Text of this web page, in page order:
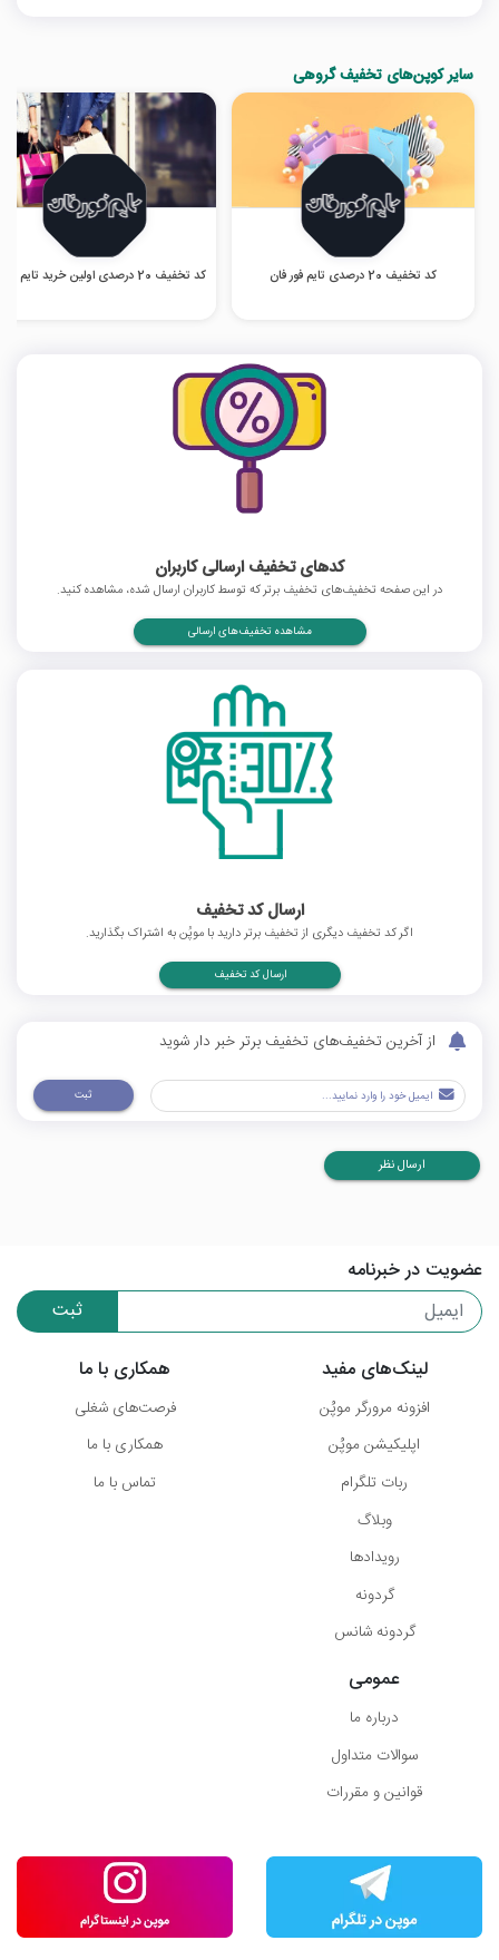
سایر کوپن‌های تخفیف گروهی
کد تخفیف 20 درصدی تایم فور فان کد تخفیف 20 درصدی اولین خرید تایم فور فان
کدهای تخفیف ارسالی کاربران
در این صفحه تخفیف‌های تخفیف برتر که توسط کاربران ارسال شده، مشاهده کنید.
مشاهده تخفیف‌های ارسالی
ارسال کد تخفیف
اگر کد تخفیف دیگری از تخفیف برتر دارید با موپُن به اشتراک بگذارید.
ارسال کد تخفیف
از آخرین تخفیف‌های تخفیف برتر خبر دار شوید
ثبت
ارسال نظر
عضویت در خبرنامه
ثبت
لینک‌های مفید
افزونه مرورگر موپُن
اپلیکیشن موپُن
ربات تلگرام
وبلاگ
رویدادها
گردونه
گردونه شانس
همکاری با ما
فرصت‌های شغلی
همکاری با ما
تماس با ما
عمومی
درباره ما
سوالات متداول
قوانین و مقررات